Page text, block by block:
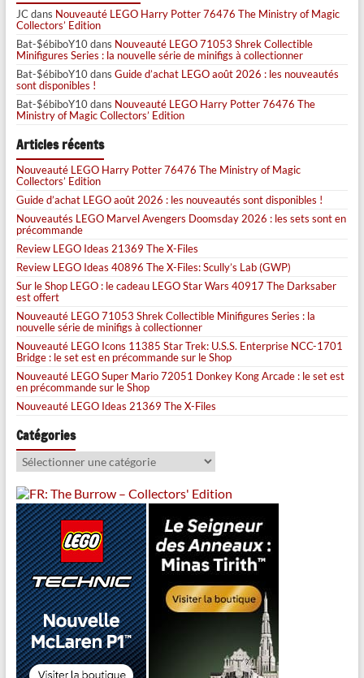
JCdans Nouveauté LEGO Harry Potter 76476 The Ministry of Magic
Collectors’ Edition
Bat-$ébiboY10dans Nouveauté LEGO 71053 Shrek Collectible
Minifigures Series : la nouvelle série de minifigs à collectionner
Bat-$ébiboY10dans Guide d’achat LEGO août 2026 : les nouveautés
sont disponibles !
Bat-$ébiboY10dans Nouveauté LEGO Harry Potter 76476 The
Ministry of Magic Collectors’ Edition
Articles récents
Nouveauté LEGO Harry Potter 76476 The Ministry of Magic
Collectors’ Edition
Guide d’achat LEGO août 2026 : les nouveautés sont disponibles !
Nouveautés LEGO Marvel Avengers Doomsday 2026 : les sets sont en
précommande
Review LEGO Ideas 21369 The X-Files
Review LEGO Ideas 40896 The X-Files: Scully’s Lab (GWP)
Sur le Shop LEGO : le cadeau LEGO Star Wars 40917 The Darksaber
est offert
Nouveauté LEGO 71053 Shrek Collectible Minifigures Series : la
nouvelle série de minifigs à collectionner
Nouveauté LEGO Icons 11385 Star Trek: U.S.S. Enterprise NCC-1701
Bridge : le set est en précommande sur le Shop
Nouveauté LEGO Super Mario 72051 Donkey Kong Arcade : le set est
en précommande sur le Shop
Nouveauté LEGO Ideas 21369 The X-Files
Catégories
Catégories